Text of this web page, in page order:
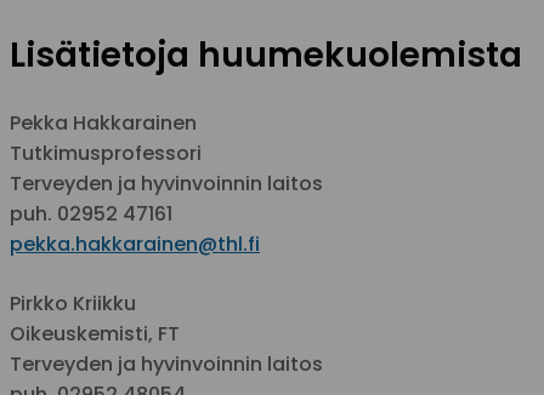
Lisätietoja huumekuolemista
Pekka Hakkarainen
Tutkimusprofessori
Terveyden ja hyvinvoinnin laitos
puh. 02952 47161
pekka.hakkarainen@thl.fi
Pirkko Kriikku
Oikeuskemisti, FT
Terveyden ja hyvinvoinnin laitos